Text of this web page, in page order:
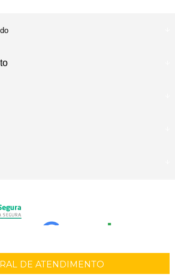
DE ATENDIMENTO